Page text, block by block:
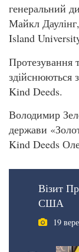
генеральний
Майкл
Island
Протезування
здійснюються
Kind Deeds.
Володимир
держави
Kind Deeds
Візит
США
19